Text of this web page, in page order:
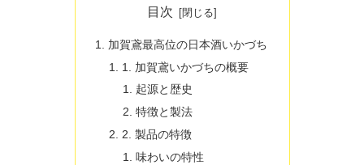
目次
加賀鳶最高位の日本酒いかづち
1. 加賀鳶いかづちの概要
起源と歴史
特徴と製法
2. 製品の特徴
味わいの特性